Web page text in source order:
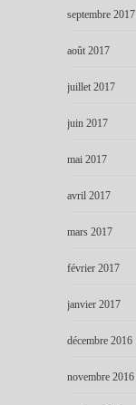
septembre 2017
août 2017
juillet 2017
juin 2017
mai 2017
avril 2017
mars 2017
février 2017
janvier 2017
décembre 2016
novembre 2016